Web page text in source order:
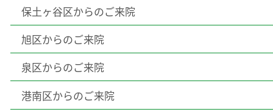
保土ヶ谷区からのご来院
旭区からのご来院
泉区からのご来院
港南区からのご来院